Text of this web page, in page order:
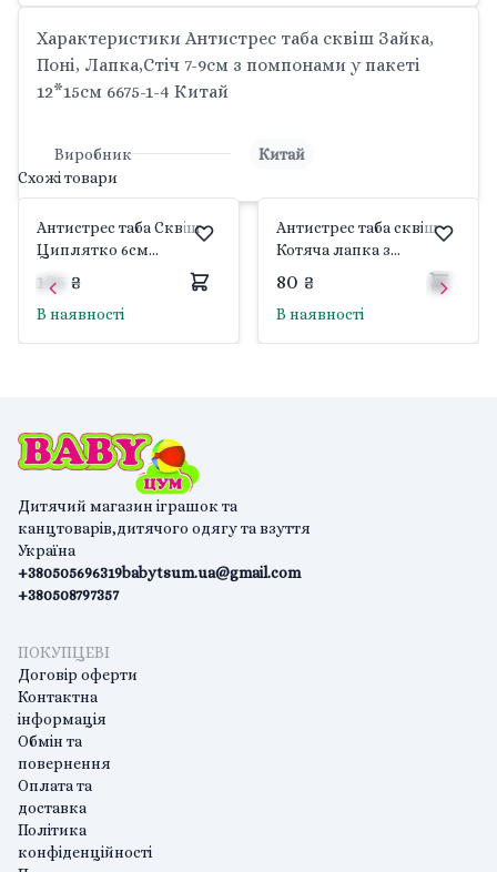
Характеристики Антистрес таба сквіш Зайка,
Поні, Лапка,Стіч 7-9см з помпонами у пакеті
12*15см 6675-1-4 Китай
Виробник
Китай
Схожі товари
Антистрес таба Сквіш
Циплятко 6см
помпонами у пакеті
14*13см 6675-1 Китай
135 ₴
В наявності
Антистрес таба сквіш
Котяча лапка з
блискітками 6,5*7см
мікс кольорів у пакеті
80 ₴
В наявності
Дитячий магазин іграшок та
канцтоварів,дитячого одягу та взуття
Україна
+380505696319
+380508797357
babytsum.ua@gmail.com
ПОКУПЦЕВІ
Договір оферти
Контактна
інформація
Обмін та
повернення
Оплата та
доставка
Політика
конфіденційності